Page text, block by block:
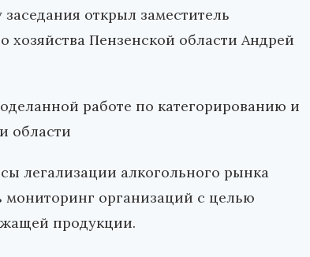
открыл заместитель
хозяйства Пензенской области Андрей
работе по категорированию и
области
легализации алкогольного рынка
организаций с целью
продукции.